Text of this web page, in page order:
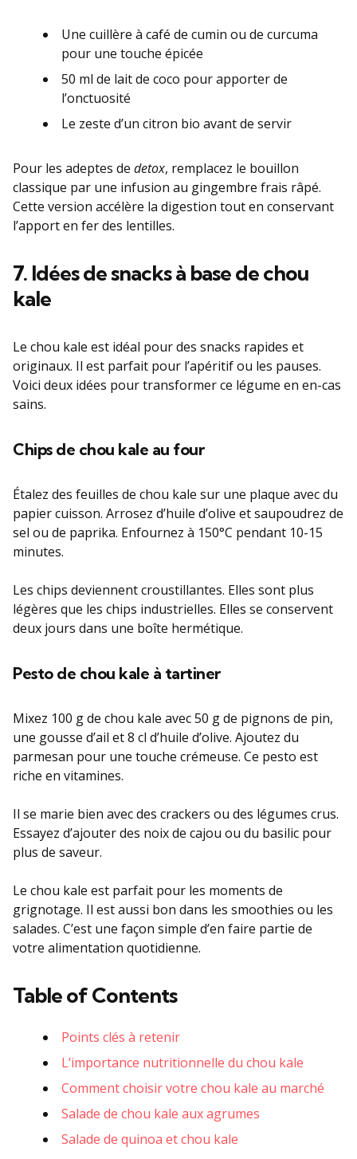
Une cuillère à café de cumin ou de curcuma
pour une touche épicée
50 ml de lait de coco pour apporter de
l’onctuosité
Le zeste d’un citron bio avant de servir
Pour les adeptes de detox, remplacez le bouillon
classique par une infusion au gingembre frais râpé.
Cette version accélère la digestion tout en conservant
l’apport en fer des lentilles.
7. Idées de snacks à base de chou
kale
Le chou kale est idéal pour des snacks rapides et
originaux. Il est parfait pour l’apéritif ou les pauses.
Voici deux idées pour transformer ce légume en en-cas
sains.
Chips de chou kale au four
Étalez des feuilles de chou kale sur une plaque avec du
papier cuisson. Arrosez d’huile d’olive et saupoudrez de
sel ou de paprika. Enfournez à 150°C pendant 10-15
minutes.
Les chips deviennent croustillantes. Elles sont plus
légères que les chips industrielles. Elles se conservent
deux jours dans une boîte hermétique.
Pesto de chou kale à tartiner
Mixez 100 g de chou kale avec 50 g de pignons de pin,
une gousse d’ail et 8 cl d’huile d’olive. Ajoutez du
parmesan pour une touche crémeuse. Ce pesto est
riche en vitamines.
Il se marie bien avec des crackers ou des légumes crus.
Essayez d’ajouter des noix de cajou ou du basilic pour
plus de saveur.
Le chou kale est parfait pour les moments de
grignotage. Il est aussi bon dans les smoothies ou les
salades. C’est une façon simple d’en faire partie de
votre alimentation quotidienne.
Table of Contents
Points clés à retenir
L’importance nutritionnelle du chou kale
Comment choisir votre chou kale au marché
Salade de chou kale aux agrumes
Salade de quinoa et chou kale